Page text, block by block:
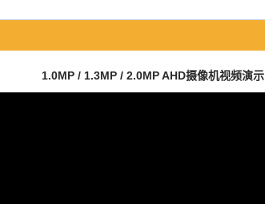
1.0MP / 1.3MP / 2.0MP AHD摄像机视频演示